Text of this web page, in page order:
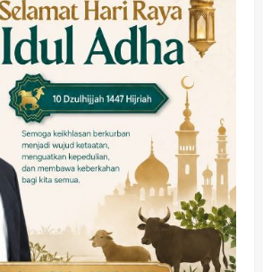
Olahraga
Adu Taktik di Atas Rumput Sintetis:
PWI dan Sapma PP Sidoarjo
Memanaskan Mesin Menuju Piala
Soccer
wartanusa 5 Agustus 2026
Ekonomi Hiburan Pemerintahan
HOT NEWS: Ribuan Warga Wage
Tumplek Blek di Bazar Rakyat Jalan
Jambu, Borong Kuliner UMKM Sambil
Nonton Jaranan!
wartanusa 4 Agustus 2026